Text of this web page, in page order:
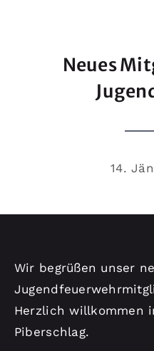
Neues
14.
Wir begrüßen unser
Herzlich willkommen
Piberschlag.